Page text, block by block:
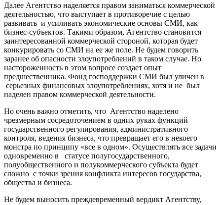
Далее Агентство наделяется правом заниматься коммерческой
деятельностью, что выступает в противоречие с целью
развивать и усиливать экономические основы СМИ, как
бизнес-субъектов. Такими образом, Агентство становится
заинтересованной коммерческой стороной, которая будет
конкурировать со СМИ на ее же поле. Не будем говорить
заранее об опасности злоупотреблений в таком случае. Но
настороженность в этом вопросе создает опыт
предшественника. Фонд господдержки СМИ был уличен в
серьезных финансовых злоупотреблениях, хотя и не был
наделен правом коммерческой деятельности.
Но очень важно отметить, что Агентство наделено
чрезмерным сосредоточением в одних руках функций
государственного регулирования, административного
контроля, ведения бизнеса, что превращает его в некоего
монстра по принципу «все в одном». Осуществлять все задачи
одновременно в статусе полугосударственного,
полуобщественного и полукоммерческого субъекта будет
сложно с точки зрения конфликта интересов государства,
общества и бизнеса.
Не будем выносить преждевременный вердикт Агентству,